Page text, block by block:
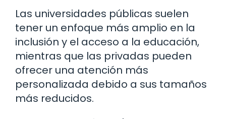
Las universidades públicas suelen
tener un enfoque más amplio en la
inclusión y el acceso a la educación,
mientras que las privadas pueden
ofrecer una atención más
personalizada debido a sus tamaños
más reducidos.